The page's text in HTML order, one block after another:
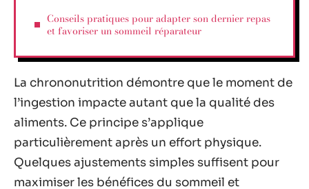
Conseils pratiques pour adapter son dernier repas
et favoriser un sommeil réparateur
La chrononutrition démontre que le moment de
l’ingestion impacte autant que la qualité des
aliments. Ce principe s’applique
particulièrement après un effort physique.
Quelques ajustements simples suffisent pour
maximiser les bénéfices du sommeil et